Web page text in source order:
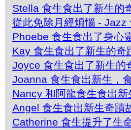
Stella 食生食出了新生的
從此免除月經煩惱 - Jazz
Phoebe 食生食出了身心
Kay 食生食出了新生的奇
Joyce 食生食出了新生的
Joanna 食生食出新生，
Nancy 和阿龍食生食出新
Angel 食生食出新生奇蹟
Catherine 食生提升了生